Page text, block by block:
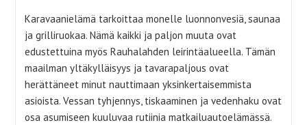
Karavaanielämä tarkoittaa monelle luonnonvesiä, saunaa
ja grilliruokaa. Nämä kaikki ja paljon muuta ovat
edustettuina myös Rauhalahden leirintäalueella. Tämän
maailman yltäkylläisyys ja tavarapaljous ovat
herättäneet minut nauttimaan yksinkertaisemmista
asioista. Vessan tyhjennys, tiskaaminen ja vedenhaku ovat
osa asumiseen kuuluvaa rutiinia matkailuautoelämässä.